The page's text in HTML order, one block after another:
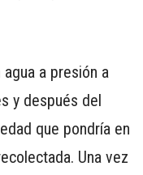
a presión a
y después del
que pondría en
Una vez